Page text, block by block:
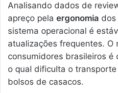
Analisando dados de
apreço pela ergonomia dos
sistema operacional é
atualizações frequentes.
consumidores brasileiros é
o qual dificulta o
bolsos de casacos.